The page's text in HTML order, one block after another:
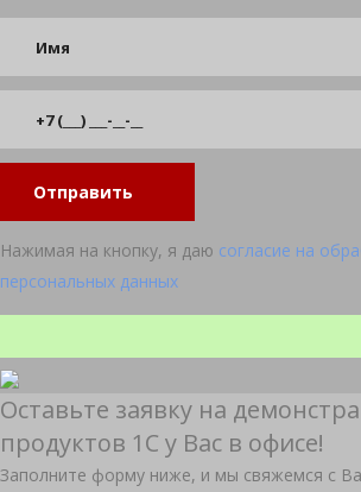
Отправить
Нажимая на кнопку, я даю согласие на
персональных данных
Оставьте заявку на
продуктов 1С у Вас в офисе!
Заполните форму ниже, и мы свяжемся с